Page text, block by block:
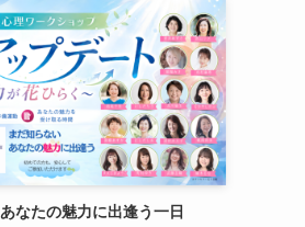
なたの魅力に出逢う一日